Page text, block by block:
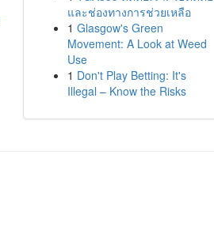
และช่องทางการช่วยเหลือ
1 Glasgow's Green
Movement: A Look at Weed
Use
1 Don't Play Betting: It's
Illegal – Know the Risks